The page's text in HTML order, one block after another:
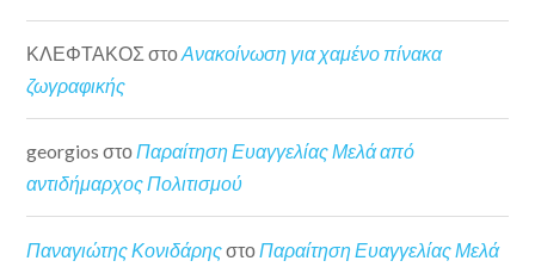
ΚΛΕΦΤΑΚΟΣ στοΑνακοίνωση για χαμένο πίνακα
ζωγραφικής
georgios στοΠαραίτηση Ευαγγελίας Μελά από
αντιδήμαρχος Πολιτισμού
Παναγιώτης Κονιδάρηςστο Παραίτηση Ευαγγελίας Μελά